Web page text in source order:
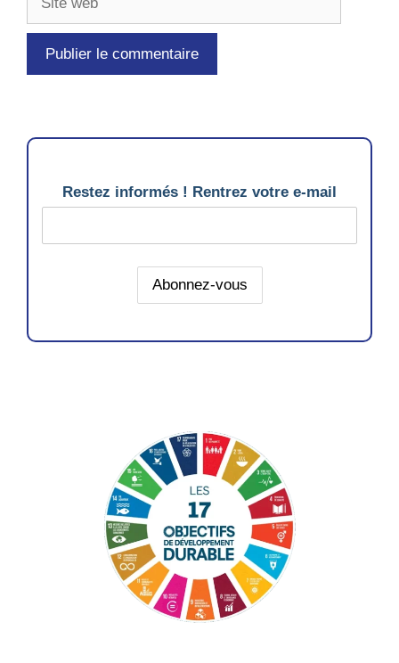
Restez informés ! Rentrez votre e-mail